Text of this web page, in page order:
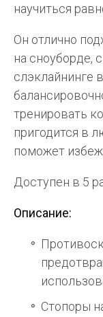
научиться
Он отлично
на сноуборде,
слэклайнинге
тренировать
пригодится в
поможет
Доступен в 5
Описание:
Стопоры